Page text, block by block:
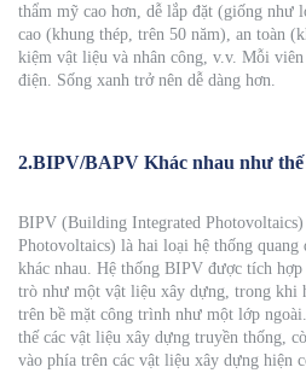
thẩm mỹ cao hơn, dễ lắp đặt (giống như
cao (khung thép, trên 50 năm), an toàn
kiệm vật liệu và nhân công, v.v. Mỗi viên
điện. Sống xanh trở nên dễ dàng hơn.
2.BIPV/BAPV Khác nhau như thế
BIPV (Building Integrated
Photovoltaics) là hai loại hệ thống quang
khác nhau. Hệ thống BIPV được tích
trò như một vật liệu xây dựng, trong khi
trên bề mặt công trình như một lớp
thế các vật liệu xây dựng truyền thống,
vào phía trên các vật liệu xây dựng hiện